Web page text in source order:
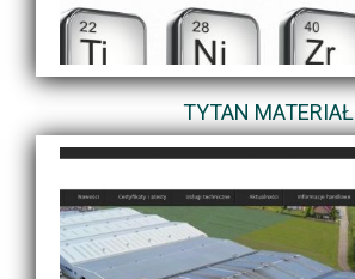
TYTAN MATERIAŁ